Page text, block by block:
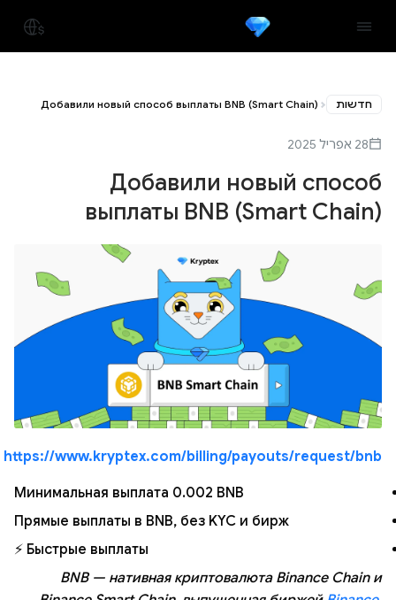
חדשות Добавили новый способ выплаты BNB (Smart Chain)
28 אפריל 2025
Добавили новый способ
выплаты BNB (Smart Chain)
https://www.kryptex.com/billing/payouts/request/bnb
Минимальная выплата 0.002 BNB
Прямые выплаты в BNB, без KYC и бирж
Быстрые выплаты ⚡
BNB — нативная криптовалюта Binance Chain и